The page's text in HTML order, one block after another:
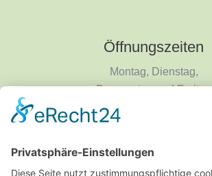
Öffnungszeiten
Montag, Dienstag,
Donnerstag und Freitag
9 - 14 Uhr